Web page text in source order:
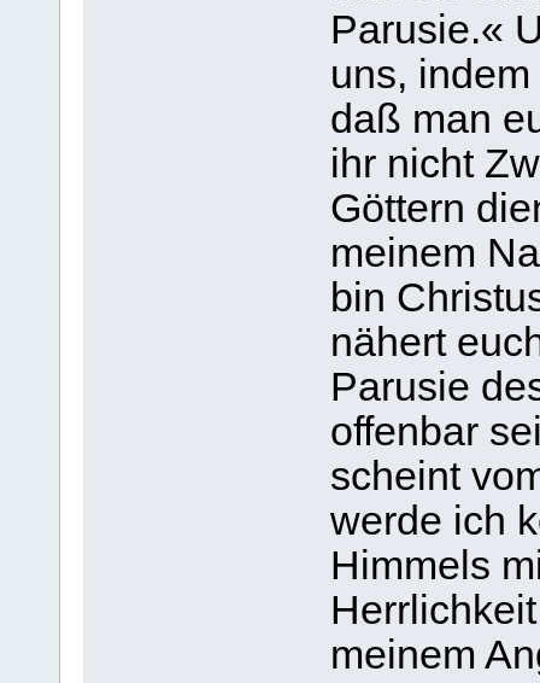
Parusie.«
uns,
daß man
ihr nicht
Göttern
meinem
bin
nähert
Parusie
offenbar
scheint
werde ich
Himmels
meinem